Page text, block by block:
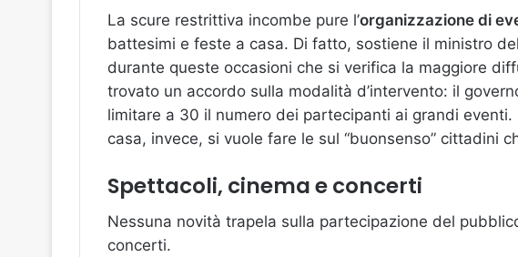
La scure restrittiva incombe pure l’organizzazione di
battesimi e feste a casa. Di fatto, sostiene il ministro
durante queste occasioni che si verifica la maggiore
trovato un accordo sulla modalità d’intervento: il
limitare a 30 il numero dei partecipanti ai grandi
casa, invece, si vuole fare le sul “buonsenso” cittadini
Spettacoli, cinema e concerti
Nessuna novità trapela sulla partecipazione del
concerti.